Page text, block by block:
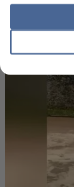
Gabriel Attal et
Sollicité,
commun" avec